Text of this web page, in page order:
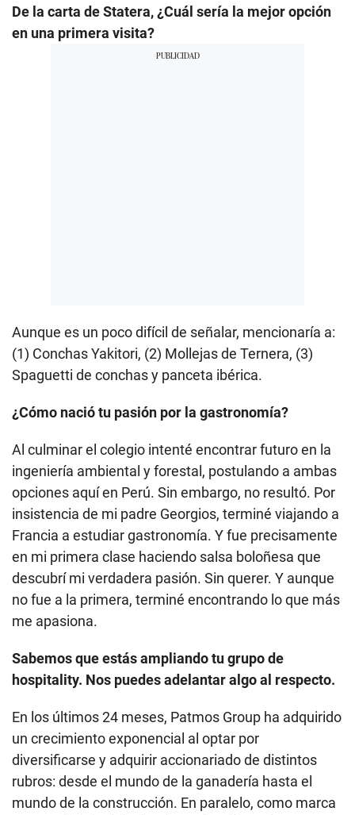
De la carta de Statera, ¿Cuál sería la mejor opción
en una primera visita?
Aunque es un poco difícil de señalar, mencionaría a:
(1) Conchas Yakitori, (2) Mollejas de Ternera, (3)
Spaguetti de conchas y panceta ibérica.
¿Cómo nació tu pasión por la gastronomía?
Al culminar el colegio intenté encontrar futuro en la
ingeniería ambiental y forestal, postulando a ambas
opciones aquí en Perú. Sin embargo, no resultó. Por
insistencia de mi padre Georgios, terminé viajando a
Francia a estudiar gastronomía. Y fue precisamente
en mi primera clase haciendo salsa boloñesa que
descubrí mi verdadera pasión. Sin querer. Y aunque
no fue a la primera, terminé encontrando lo que más
me apasiona.
Sabemos que estás ampliando tu grupo de
hospitality. Nos puedes adelantar algo al respecto.
En los últimos 24 meses, Patmos Group ha adquirido
un crecimiento exponencial al optar por
diversificarse y adquirir accionariado de distintos
rubros: desde el mundo de la ganadería hasta el
mundo de la construcción. En paralelo, como marca